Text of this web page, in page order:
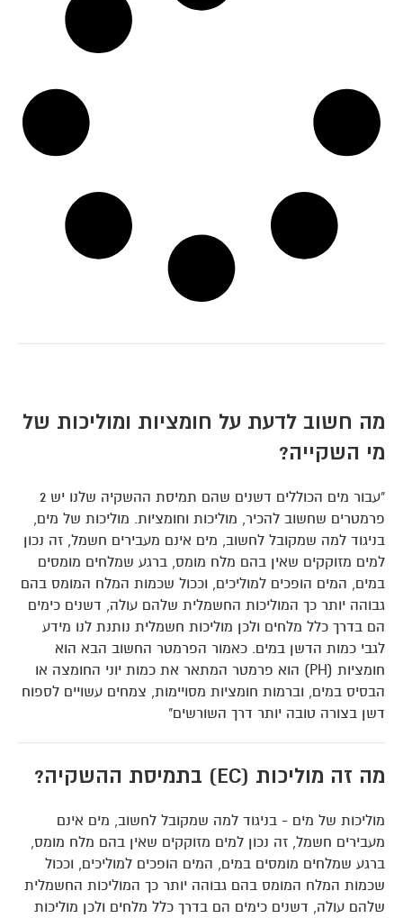
מה חשוב לדעת על חומציות ומוליכות של
מי השקייה?
"עבור מים הכוללים דשנים שהם תמיסת ההשקיה שלנו יש 2
פרמטרים שחשוב להכיר, מוליכות וחומציות. מוליכות של מים,
בניגוד למה שמקובל לחשוב, מים אינם מעבירים חשמל, זה נכון
למים מזוקקים שאין בהם מלח מומס, ברגע שמלחים מומסים
במים, המים הופכים למוליכים, וככול שכמות המלח המומס בהם
גבוהה יותר כך המוליכות החשמלית שלהם עולה, דשנים כימים
הם בדרך כלל מלחים ולכן מוליכות חשמלית נותנת לנו מידע
לגבי כמות הדשן במים. כאמור הפרמטר החשוב הבא הוא
חומציות (PH) הוא פרמטר המתאר את כמות יוני החומצה או
הבסיס במים, וברמות חומציות מסויימות, צמחים עשויים לספוח
דשן בצורה טובה יותר דרך השורשים"
מה זה מוליכות (EC) בתמיסת ההשקיה?
מוליכות של מים - בניגוד למה שמקובל לחשוב, מים אינם
מעבירים חשמל, זה נכון למים מזוקקים שאין בהם מלח מומס,
ברגע שמלחים מומסים במים, המים הופכים למוליכים, וככול
שכמות המלח המומס בהם גבוהה יותר כך המוליכות החשמלית
שלהם עולה, דשנים כימים הם בדרך כלל מלחים ולכן מוליכות